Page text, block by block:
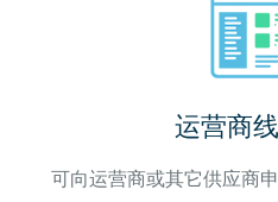
运营商
可向运营商或其它供应商